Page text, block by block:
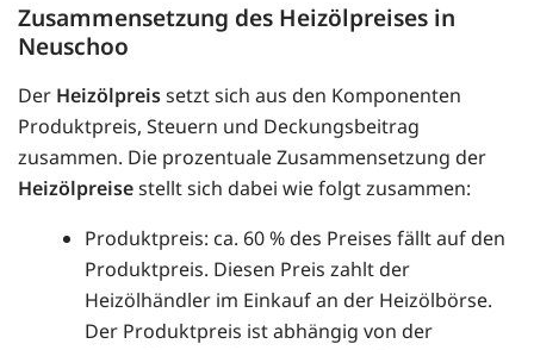
Zusammensetzung des Heizölpreises in
Neuschoo
Der Heizölpreissetzt sich aus den Komponenten
Produktpreis, Steuern und Deckungsbeitrag
zusammen. Die prozentuale Zusammensetzung der
Heizölpreisestellt sich dabei wie folgt zusammen:
Produktpreis: ca. 60 % des Preises fällt auf den
Produktpreis. Diesen Preis zahlt der
Heizölhändler im Einkauf an der Heizölbörse.
Der Produktpreis ist abhängig von der